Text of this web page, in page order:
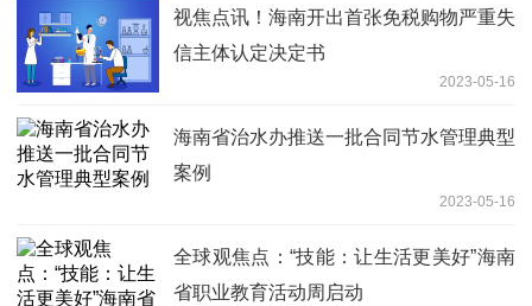
视焦点讯！海南开出首张免税购物严重失
信主体认定决定书
2023-05-16
海南省治水办推送一批合同节水管理典型
案例
2023-05-16
全球观焦点：“技能：让生活更美好”海南
省职业教育活动周启动